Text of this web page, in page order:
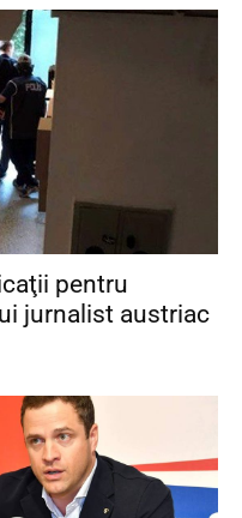
pentru
jurnalist austriac